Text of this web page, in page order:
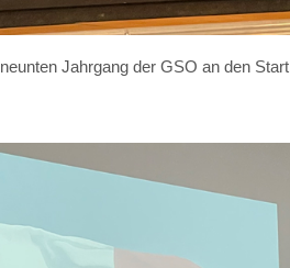
Jahrgang der GSO an den Start